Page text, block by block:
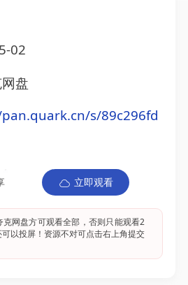
02
盘
s/89c296fd
立即观看
克网盘方可观看全部，否则只能观看2
以投屏！资源不对可点击右上角提交